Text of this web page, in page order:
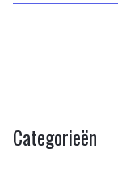
Categorieën